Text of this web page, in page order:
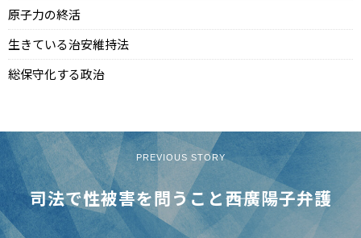
原子力の終活
生きている治安維持法
総保守化する政治
PREVIOUS STORY
司法で性被害を問うこと――西廣陽子弁護